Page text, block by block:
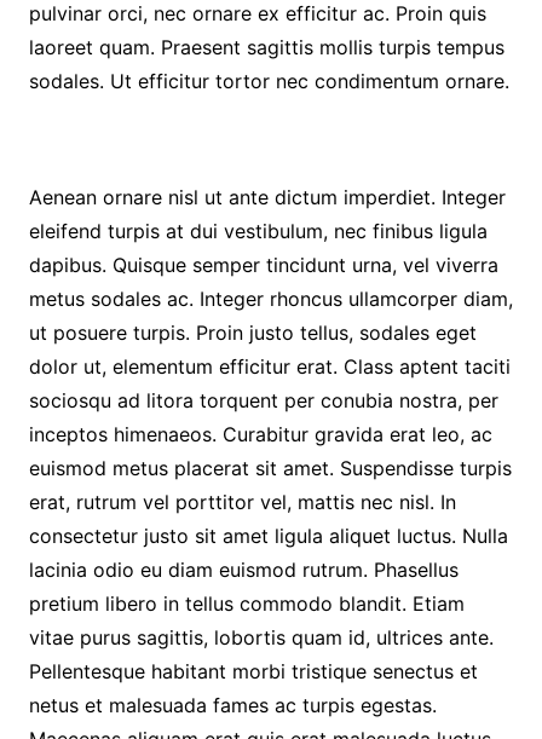
pulvinar orci, nec ornare ex efficitur ac. Proin quis
laoreet quam. Praesent sagittis mollis turpis tempus
sodales. Ut efficitur tortor nec condimentum ornare.
Aenean ornare nisl ut ante dictum imperdiet. Integer
eleifend turpis at dui vestibulum, nec finibus ligula
dapibus. Quisque semper tincidunt urna, vel viverra
metus sodales ac. Integer rhoncus ullamcorper diam,
ut posuere turpis. Proin justo tellus, sodales eget
dolor ut, elementum efficitur erat. Class aptent taciti
sociosqu ad litora torquent per conubia nostra, per
inceptos himenaeos. Curabitur gravida erat leo, ac
euismod metus placerat sit amet. Suspendisse turpis
erat, rutrum vel porttitor vel, mattis nec nisl. In
consectetur justo sit amet ligula aliquet luctus. Nulla
lacinia odio eu diam euismod rutrum. Phasellus
pretium libero in tellus commodo blandit. Etiam
vitae purus sagittis, lobortis quam id, ultrices ante.
Pellentesque habitant morbi tristique senectus et
netus et malesuada fames ac turpis egestas.